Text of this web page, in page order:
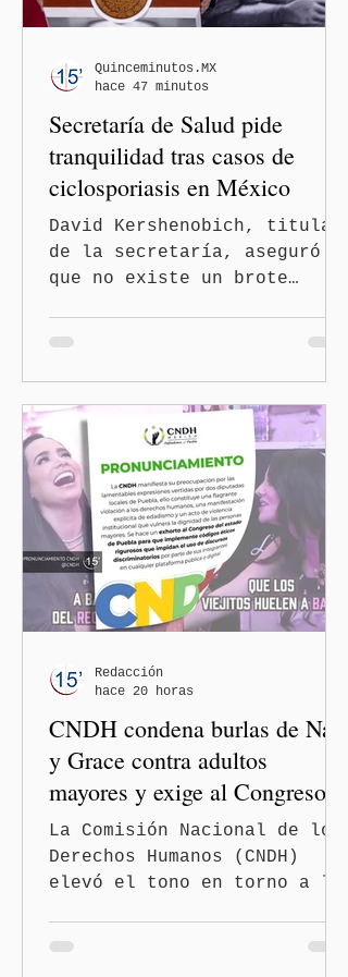
los gobiernos, llegan por
— es importante que México
tenga relaciones
diplomáticas con el mu
Secretaría de Salud pide
tranquilidad tras casos de
ciclosporiasis en México
David Kershenobich, titular
de la secretaría, aseguró
que no existe un brote
secretario de Salud
federal, David Kershenobich
Stalnikowitz, descartó que
exista un brote activo de
ciclosporiasis en México,
luego del incremento de
casos registrado en Estados
Unidos. Durante la
conferencia matutina en
Palacio Nacional, el
el país únicamente se han
confirmado 33 casos de esta
enferme
Quinceminutos.MX
hace 47 minutos
CNDH condena burlas de Nay
y Grace contra adultos
mayores y exige al Congreso
frenar discursos
discriminatorios
La Comisión Nacional de los
Derechos Humanos (CNDH)
elevó el tono en torno a la
Redacción
hace 20 horas